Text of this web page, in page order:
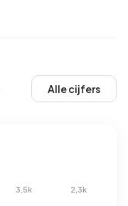
Alle cijfers
3,5k 2,3k